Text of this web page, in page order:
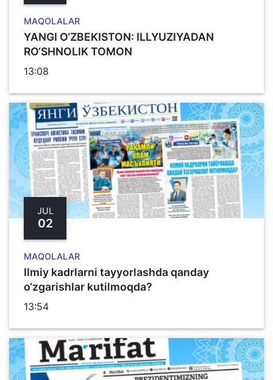
MAQOLALAR
YANGI O‘ZBЕKISTON: ILLYUZIYADAN
RO‘SHNOLIK TOMON
13:08
JUL
02
MAQOLALAR
Ilmiy kadrlarni tayyorlashda qanday
o‘zgarishlar kutilmoqda?
13:54